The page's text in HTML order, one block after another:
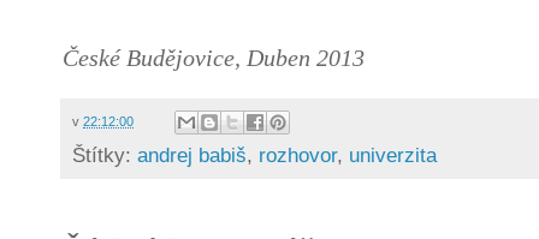
České Budějovice, Duben 2013
v 22:12:00
Štítky: andrej babiš, rozhovor, univerzita